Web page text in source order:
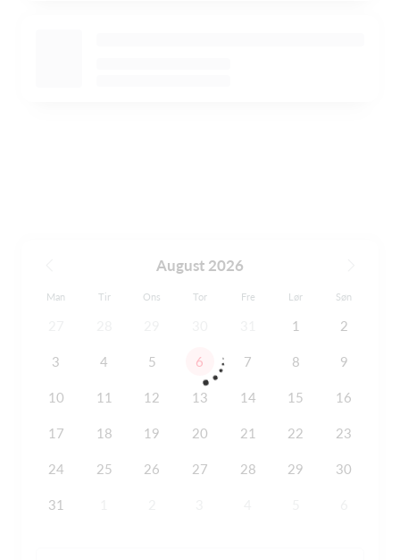
August 2026
Man Tir Ons Tor Fre Lør Søn
1 2
3 4 5 6 7 8 9
10 11 12 13 14 15 16
17 18 19 20 21 22 23
24 25 26 27 28 29 30
31